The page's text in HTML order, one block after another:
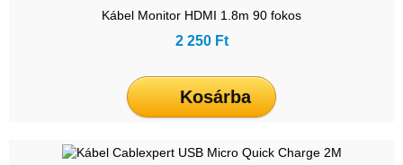
Kábel Monitor HDMI 1.8m 90 fokos
2 250 Ft
Kosárba